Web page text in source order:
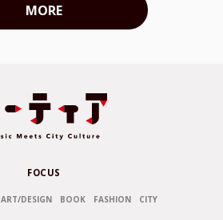
MORE
FOCUS
ART/DESIGN BOOK FASHION CITY